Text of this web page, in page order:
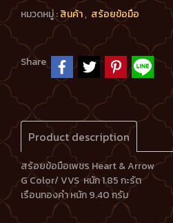
หมวดหมู่ :สินค้า, สร้อยข้อมือ
Share
Product description
สร้อยข้อมือเพชร Heart & Arrow
G Color/ VVS หนัก 1.85 กะรัต
เรือนทองคำ หนัก 9.40 กรัม